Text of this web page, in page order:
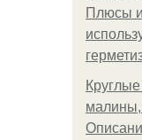
Плюсы
малины,